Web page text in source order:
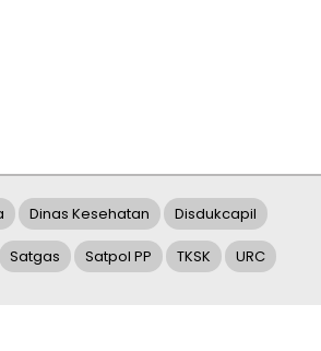
Dinas Kesehatan Disdukcapil
Satgas Satpol PP TKSK URC